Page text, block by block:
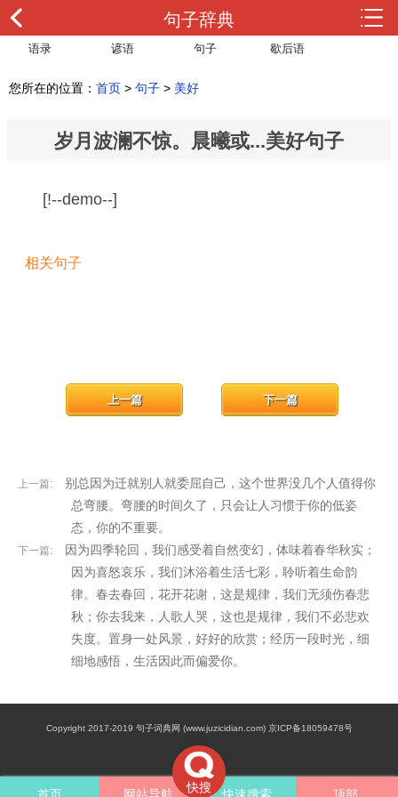
句子辞典
语录 谚语 句子 歇后语
您所在的位置： 首页 > 句子 > 美好
岁月波澜不惊。晨曦或...美好句子
[!--demo--]
相关句子
上一篇:
别总因为迁就别人就委屈自己，这个世界没几个人值得你
总弯腰。弯腰的时间久了，只会让人习惯于你的低姿
态，你的不重要。
上一篇
下一篇:
因为四季轮回，我们感受着自然变幻，体味着春华秋实；
因为喜怒哀乐，我们沐浴着生活七彩，聆听着生命韵
律。春去春回，花开花谢，这是规律，我们无须伤春悲
秋；你去我来，人歌人哭，这也是规律，我们不必悲欢
失度。置身一处风景，好好的欣赏；经历一段时光，细
细地感悟，生活因此而偏爱你。
下一篇
快搜
Copyright 2017-2019 句子词典网 (www.juzicidian.com) 京ICP备18059478号